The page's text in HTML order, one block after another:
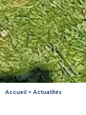
Accueil > Actualités